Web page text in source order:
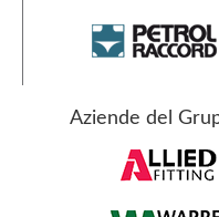
Aziende del